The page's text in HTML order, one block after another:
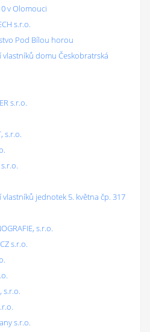
v Olomouci
s.r.o.
Pod Bílou horou
vlastníků domu Českobratrská
s.r.o.
s.r.o.
s.r.o.
vlastníků jednotek 5. května čp. 317
s.r.o.
s.r.o.
s.r.o.
s.r.o.